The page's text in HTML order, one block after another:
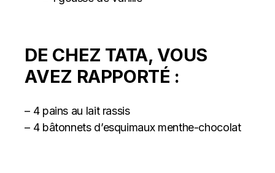
DE CHEZ TATA, VOUS
AVEZ RAPPORTÉ :
– 4 pains au lait rassis
– 4 bâtonnets d’esquimaux menthe-chocolat